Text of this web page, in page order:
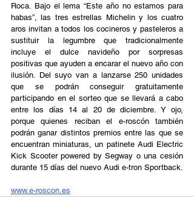
Roca. Bajo el lema “Este año no estamos para
habas”, las tres estrellas Michelin y los cuatro
aros invitan a todos los cocineros y pasteleros a
sustituir la legumbre que tradicionalmente
incluye el dulce navideño por sorpresas
positivas que ayuden a encarar el nuevo año con
ilusión. Del suyo van a lanzarse 250 unidades
que se podrán conseguir gratuitamente
participando en el sorteo que se llevará a cabo
entre los días 14 al 20 de diciembre. Y ojo,
porque quienes reciban el e-roscón también
podrán ganar distintos premios entre las que se
encuentran miniaturas, un patinete Audi Electric
Kick Scooter powered by Segway o una cesión
www.e-roscon.es